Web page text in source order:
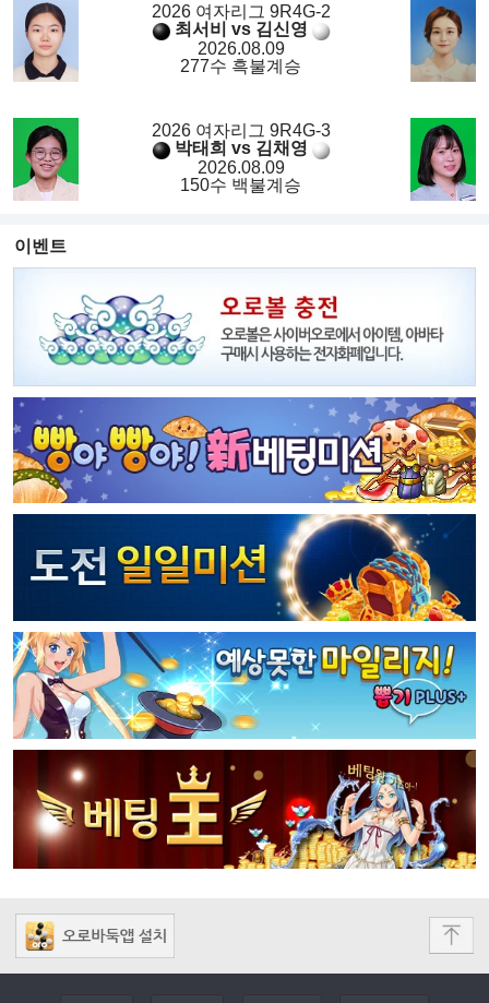
2026 여자리그 9R4G-2
최서비 vs 김신영
2026.08.09
277수 흑불계승
2026 여자리그 9R4G-3
박태희 vs 김채영
2026.08.09
150수 백불계승
이벤트